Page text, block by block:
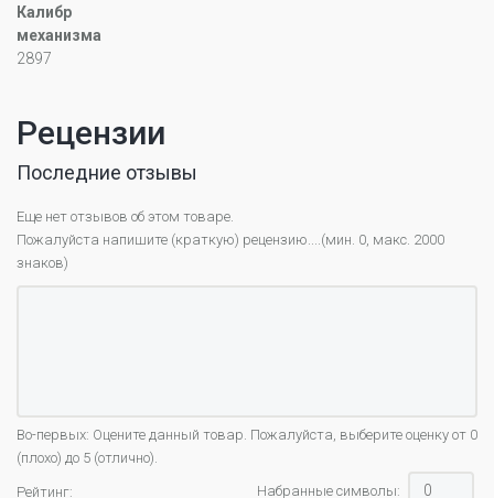
Калибр
механизма
2897
Рецензии
Последние отзывы
Еще нет отзывов об этом товаре.
Пожалуйста напишите (краткую) рецензию....(мин. 0, макс. 2000
знаков)
Во-первых: Оцените данный товар. Пожалуйста, выберите оценку от 0
(плохо) до 5 (отлично).
Рейтинг: Набранные символы: